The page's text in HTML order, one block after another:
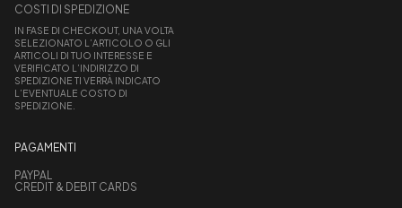
COSTI DI SPEDIZIONE
IN FASE DI CHECKOUT, UNA VOLTA
SELEZIONATO L’ARTICOLO O GLI
ARTICOLI DI TUO INTERESSE E
VERIFICATO L’INDIRIZZO DI
SPEDIZIONE TI VERRÀ INDICATO
L’EVENTUALE COSTO DI
SPEDIZIONE.
PAGAMENTI
PAYPAL
CREDIT & DEBIT CARDS